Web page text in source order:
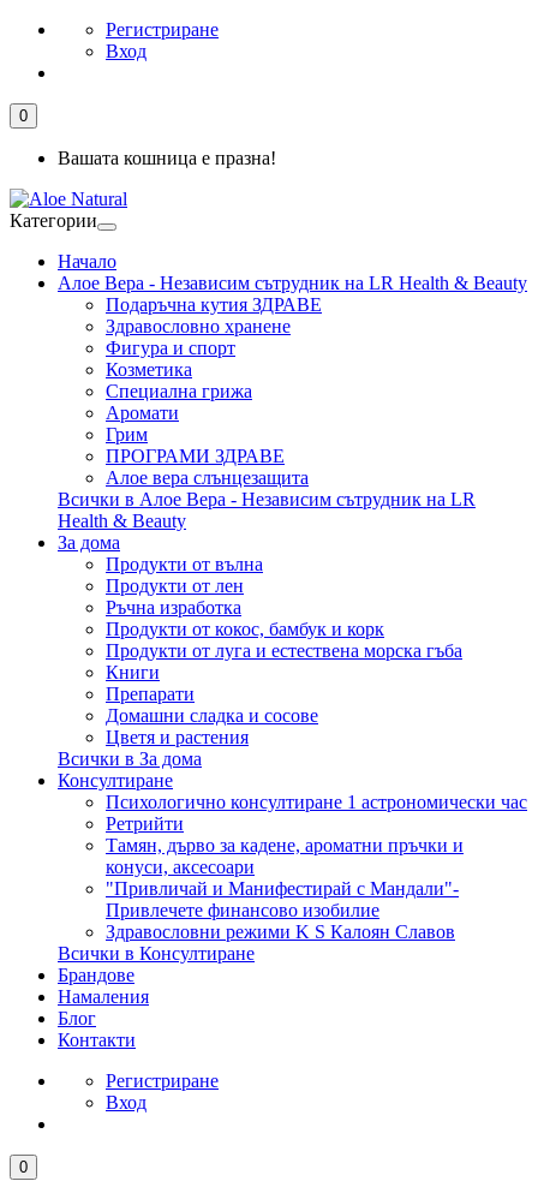
Регистриране
Вход
0
Вашата кошница е празна!
Категории
Начало
Алое Вера - Независим сътрудник на LR Health & Beauty
Подаръчна кутия ЗДРАВЕ
Здравословно хранене
Фигура и спорт
Козметика
Специална грижа
Аромати
Грим
ПРОГРАМИ ЗДРАВЕ
Алое вера слънцезащита
Всички в Алое Вера - Независим сътрудник на LR
Health & Beauty
За дома
Продукти от вълна
Продукти от лен
Ръчна изработка
Продукти от кокос, бамбук и корк
Продукти от луга и естествена морска гъба
Книги
Препарати
Домашни сладка и сосове
Цветя и растения
Всички в За дома
Консултиране
Психологично консултиране 1 астрономически час
Ретрийти
Тамян, дърво за кадене, ароматни пръчки и
конуси, аксесоари
"Привличай и Манифестирай с Мандали"-
Привлечете финансово изобилие
Здравословни режими K S Калоян Славов
Всички в Консултиране
Брандове
Намаления
Блог
Контакти
Регистриране
Вход
0